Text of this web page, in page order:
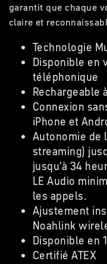
garantit que chaque
claire et
Technologie
Disponible en
téléphonique
Rechargeable
Connexion
iPhone et
Autonomie de
streaming)
jusqu'à 34
LE Audio
les appels.
Ajustement
Noahlink
Disponible en
Certifié ATEX